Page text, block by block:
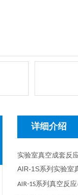
详细介绍
实验室真空成套反
AIR-1S系列实验室
AIR-1S系列真空反